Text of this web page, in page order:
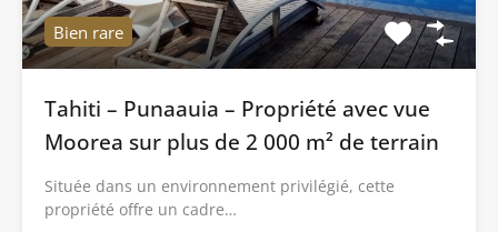
Bien rare
Tahiti – Punaauia – Propriété avec vue
Moorea sur plus de 2 000 m² de terrain
Située dans un environnement privilégié, cette
propriété offre un cadre…